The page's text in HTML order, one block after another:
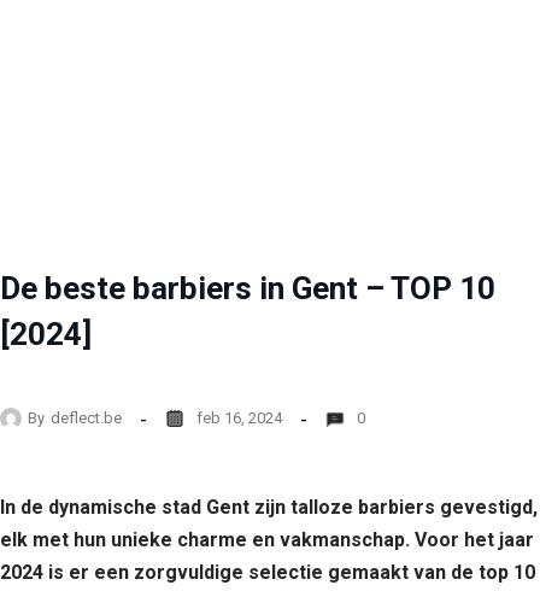
De beste barbiers in Gent – TOP 10
[2024]
By deflect.be feb 16, 2024 0
In de dynamische stad Gent zijn talloze barbiers gevestigd,
elk met hun unieke charme en vakmanschap. Voor het jaar
2024 is er een zorgvuldige selectie gemaakt van de top 10